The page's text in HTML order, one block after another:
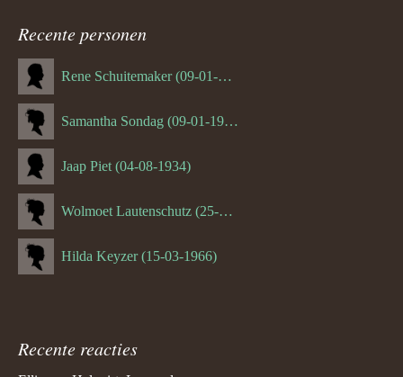
navigatie
Recente personen
Rene Schuitemaker (09-01-1970)
Samantha Sondag (09-01-1993)
Jaap Piet (04-08-1934)
Wolmoet Lautenschutz (25-07-1933)
Hilda Keyzer (15-03-1966)
Recente reacties